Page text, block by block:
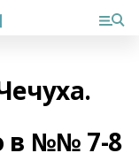
в №№ 7-8